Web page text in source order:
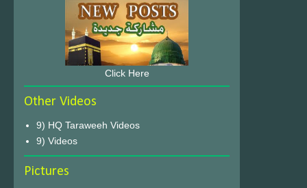
Click Here
Other Videos
9) HQ Taraweeh Videos
9) Videos
Pictures